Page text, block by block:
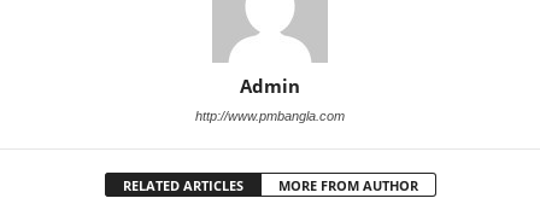
Admin
http://www.pmbangla.com
RELATED ARTICLES MORE FROM AUTHOR